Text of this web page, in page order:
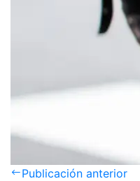
Publicación anterior